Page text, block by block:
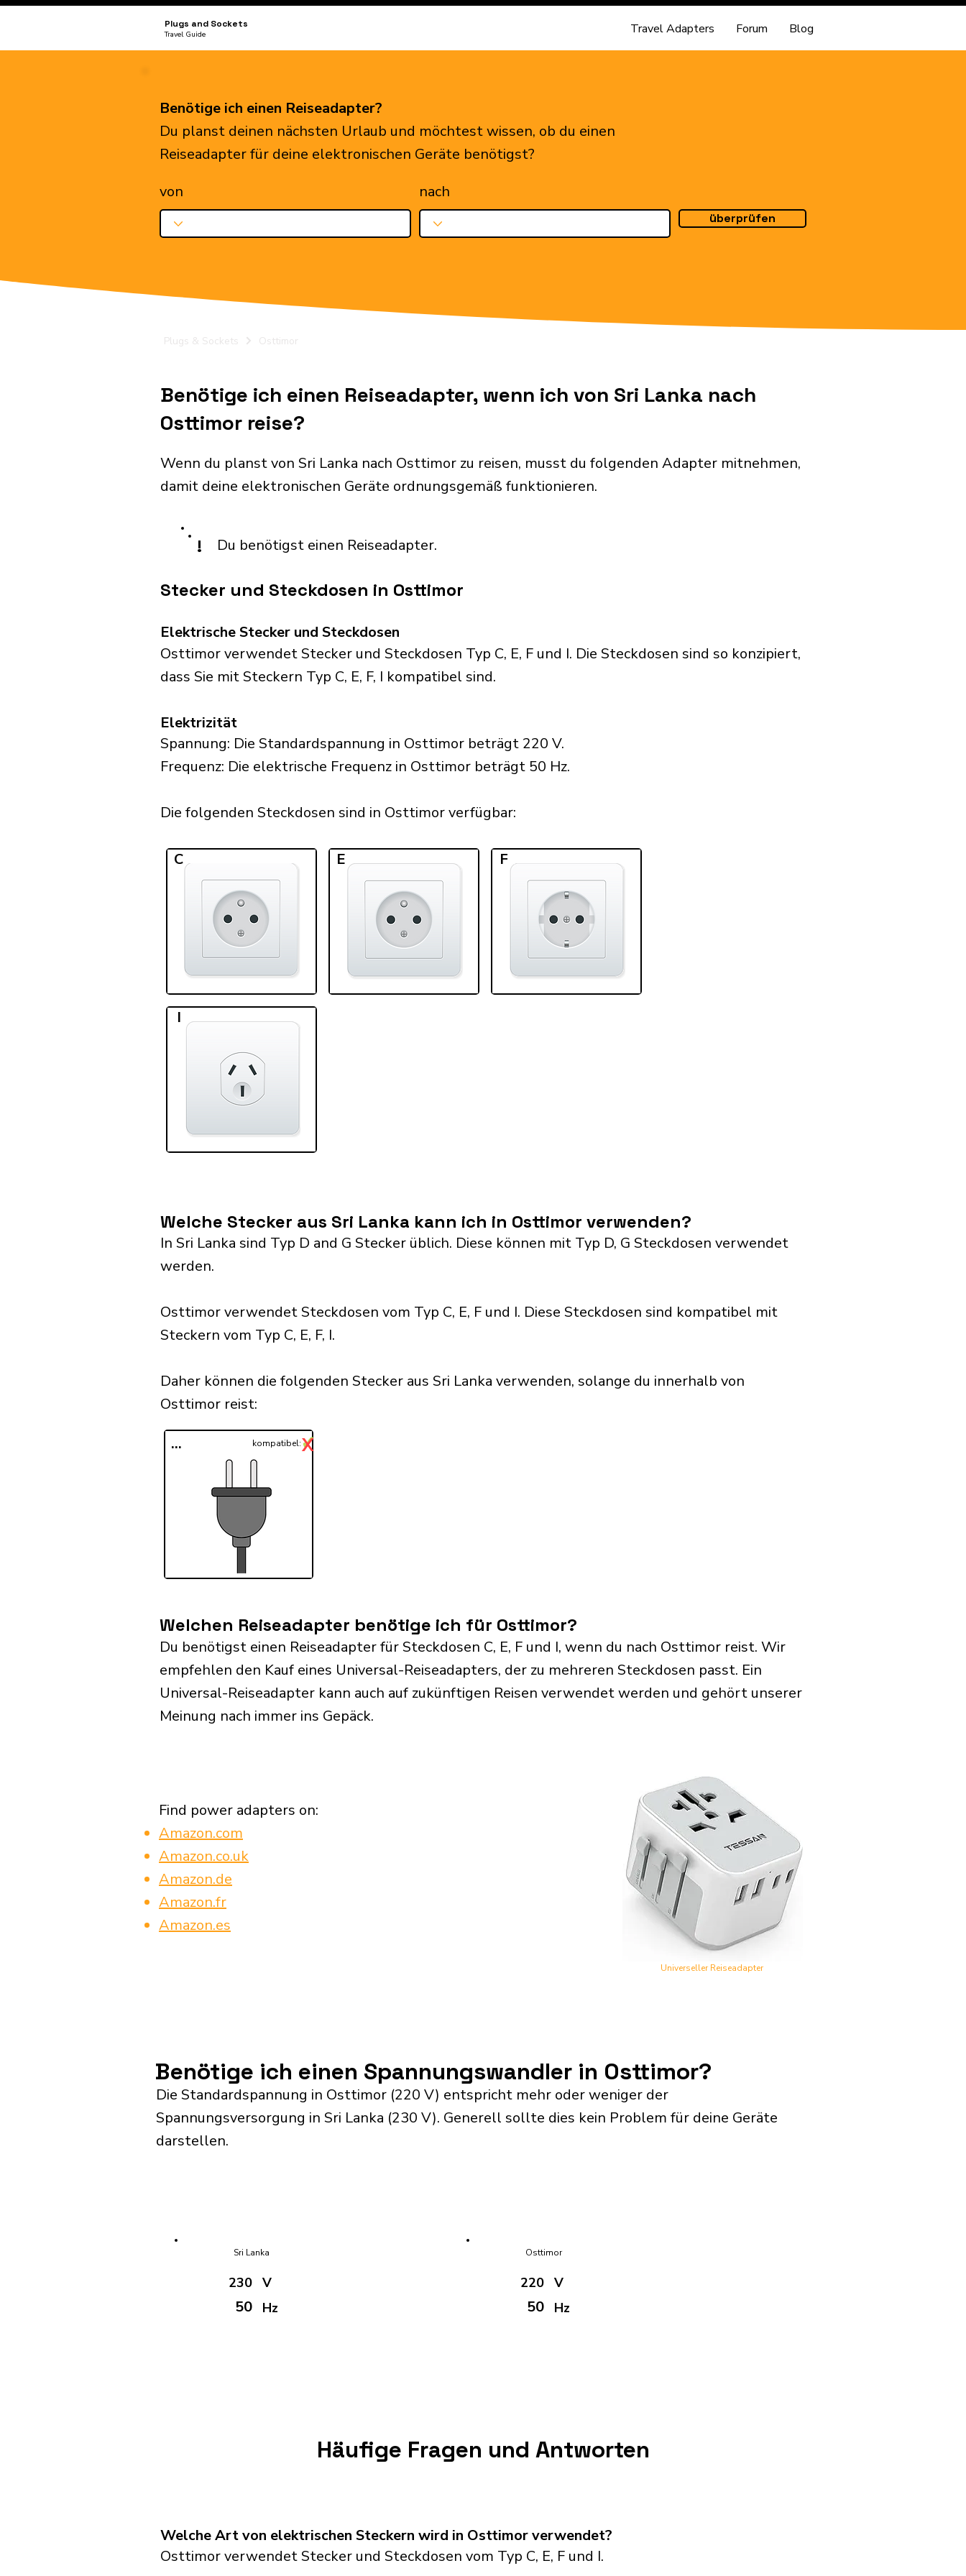
Plugs and Sockets
Travel Guide Travel Adapters Forum Blog
Benötige ich einen Reiseadapter?
Du planst deinen nächsten Urlaub und möchtest wissen, ob du einen
Reiseadapter für deine elektronischen Geräte benötigst?
von
nach
überprüfen
Plugs & Sockets Osttimor
Benötige ich einen Reiseadapter, wenn ich von Sri Lanka nach
Osttimor reise?
Wenn du planst von Sri Lanka nach Osttimor zu reisen, musst du folgenden Adapter mitnehmen,
damit deine elektronischen Geräte ordnungsgemäß funktionieren.
! Du benötigst einen Reiseadapter.
Stecker und Steckdosen in Osttimor
Elektrische Stecker und Steckdosen
Osttimor verwendet Stecker und Steckdosen Typ C, E, F und I. Die Steckdosen sind so konzipiert,
dass Sie mit Steckern Typ C, E, F, I kompatibel sind.
Elektrizität
Spannung: Die Standardspannung in Osttimor beträgt 220 V.
Frequenz: Die elektrische Frequenz in Osttimor beträgt 50 Hz.
Die folgenden Steckdosen sind in Osttimor verfügbar:​
C E F
I
Welche Stecker aus Sri Lanka kann ich in Osttimor verwenden?
In Sri Lanka sind Typ D and G Stecker üblich. Diese können mit Typ D, G Steckdosen verwendet
werden.
Osttimor verwendet Steckdosen vom Typ C, E, F und I. Diese Steckdosen sind kompatibel mit
Steckern vom Typ C, E, F, I.
Daher können die folgenden Stecker aus Sri Lanka verwenden, solange du innerhalb von
Osttimor reist:​
... ✓
kompatibel:X
Welchen Reiseadapter benötige ich für Osttimor?
Du benötigst einen Reiseadapter für Steckdosen C, E, F und I, wenn du nach Osttimor reist. Wir
empfehlen den Kauf eines Universal-Reiseadapters, der zu mehreren Steckdosen passt. Ein
Universal-Reiseadapter kann auch auf zukünftigen Reisen verwendet werden und gehört unserer
Meinung nach immer ins Gepäck.
Find power adapters on:
Amazon.com
Amazon.co.uk
Amazon.de
Amazon.fr
Amazon.es
Universeller Reiseadapter
Benötige ich einen Spannungswandler in Osttimor?
Die Standardspannung in Osttimor (220 V) entspricht mehr oder weniger der
Spannungsversorgung in Sri Lanka (230 V). Generell sollte dies kein Problem für deine Geräte
darstellen.
Sri Lanka
230
50
V
Hz
Osttimor
220
50
V
Hz
Häufige Fragen und Antworten
Welche Art von elektrischen Steckern wird in Osttimor verwendet?
Osttimor verwendet Stecker und Steckdosen vom Typ C, E, F und I.